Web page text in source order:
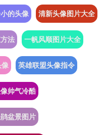
的头像 清新头像图片大全
法 一帆风顺图片大全
英雄联盟头像指令
帅气冷酷
盆景图片